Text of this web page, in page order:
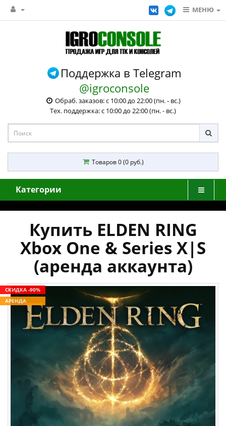
МЕНЮ
Поддержка в Telegram
@igroconsole
Обраб. заказов: с 10:00 до 22:00 (пн. - вс.)
Тех. поддержка: с 10:00 до 22:00 (пн. - вс.)
Товаров 0 (0 руб.)
Категории
Купить ELDEN RING
Xbox One & Series X|S
(аренда аккаунта)
СКИДКА -90%
АРЕНДА